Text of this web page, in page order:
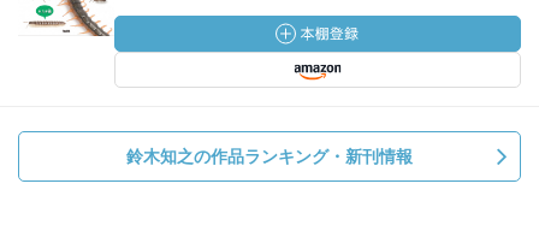
鈴木知之の作品ランキング・新刊情報